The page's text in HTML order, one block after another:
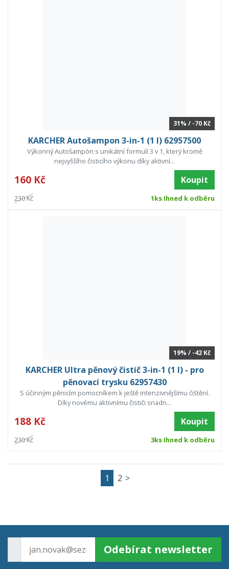
31% / -70 Kč
KARCHER Autošampon 3-in-1 (1 l) 62957500
Výkonný Autošampón s unikátní formulí 3 v 1, který kromě
nejvyššího čisticího výkonu díky aktivní...
160 Kč Koupit
230 Kč 1ks Ihned k odběru
19% / -42 Kč
KARCHER Ultra pěnový čistič 3-in-1 (1 l) - pro
pěnovací trysku 62957430
S účinným pěnicím pomocníkem k ještě intenzivnějšímu čištění.
Díky novému aktivnímu čističi snadn...
188 Kč Koupit
230 Kč 3ks Ihned k odběru
1 2 >
Odebírat newsletter